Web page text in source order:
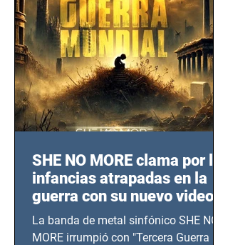
SHE NO MORE clama por las
infancias atrapadas en la
guerra con su nuevo video
TERCERA GUERRA
MUNDIAL
La banda de metal sinfónico SHE NO
MORE irrumpió con "Tercera Guerra